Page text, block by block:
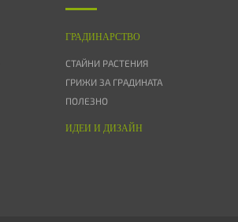
ГРАДИНАРСТВО
СТАЙНИ РАСТЕНИЯ
ГРИЖИ ЗА ГРАДИНАТА
ПОЛЕЗНО
ИДЕИ И ДИЗАЙН